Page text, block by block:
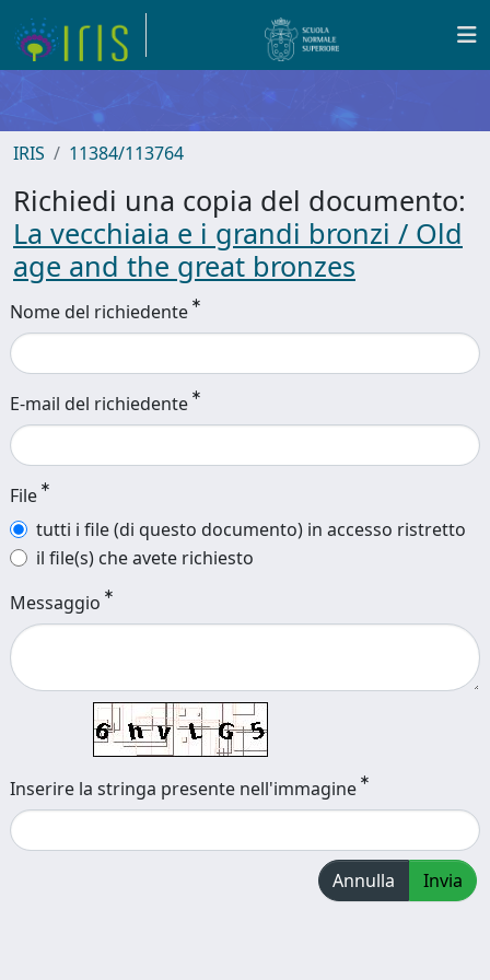
IRIS 11384/113764
Richiedi una copia del documento:
La vecchiaia e i grandi bronzi / Old
age and the great bronzes
Nome del richiedente
E-mail del richiedente
File
tutti i file (di questo documento) in accesso ristretto
il file(s) che avete richiesto
Messaggio
Inserire la stringa presente nell'immagine
Annulla Invia